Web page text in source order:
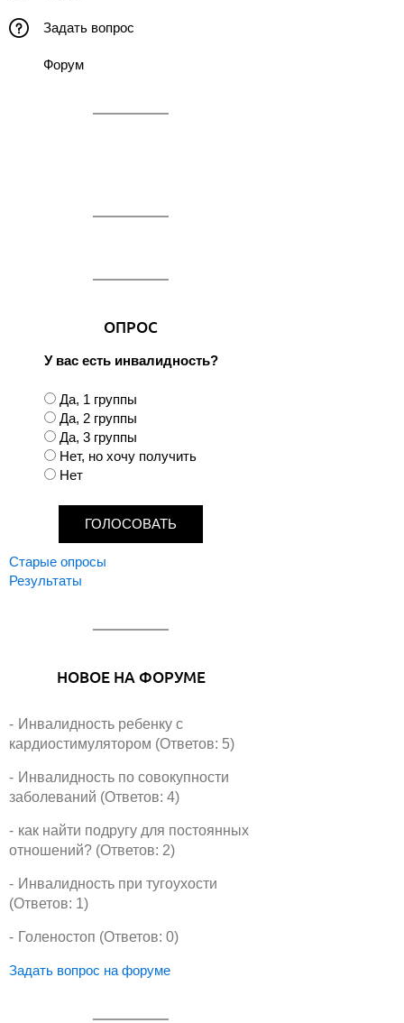
Задать вопрос
Форум
ОПРОС
У вас есть инвалидность?
В
а
р
и
а
Да, 1 группы
Да, 2 группы
Да, 3 группы
Нет, но хочу получить
Нет
Старые опросы
Результаты
НОВОЕ НА ФОРУМЕ
Инвалидность ребенку с
кардиостимулятором (Ответов: 5)
Инвалидность по совокупности
заболеваний (Ответов: 4)
как найти подругу для постоянных
отношений? (Ответов: 2)
Инвалидность при тугоухости
(Ответов: 1)
Голеностоп (Ответов: 0)
Задать вопрос на форуме